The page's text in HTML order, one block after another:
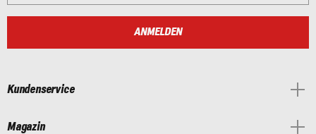
ANMELDEN
Kundenservice
Magazin